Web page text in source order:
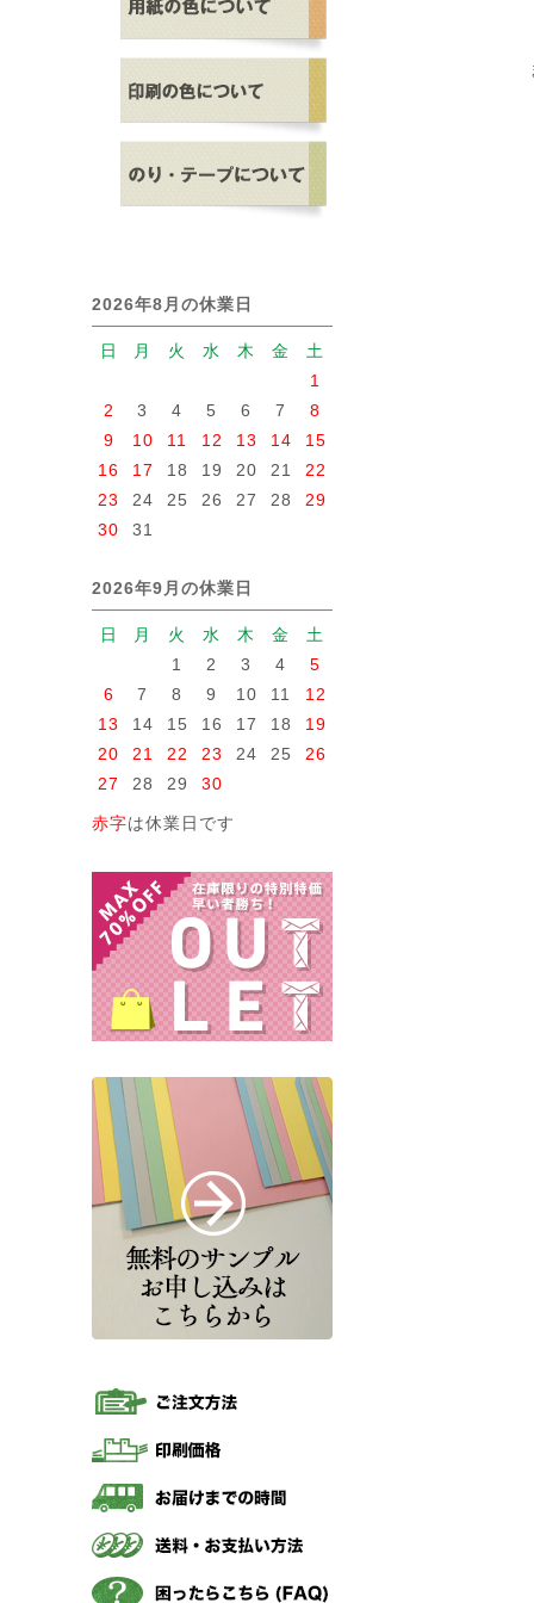
2026年8月の休業日
日 月 火 水 木 金
土
1
2
3 4 5 6 7
8
9
10 11 12 13 14
15
16
17 18 19 20 21
22
23
24 25 26 27 28
29
30
31
2026年9月の休業日
日 月 火 水 木 金
土
1
2 3 4
5
6
7 8 9 10 11
12
13
14 15 16 17 18
19
20
21 22 23 24 25
26
27
28 29 30
赤字は休業日です